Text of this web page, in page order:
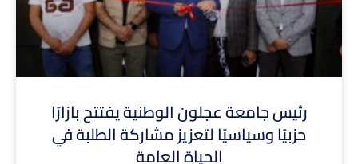
رئيس جامعة عجلون الوطنية يفتتح بازارًا
حزبيًا وسياسيًا لتعزيز مشاركة الطلبة في
الحياة العامة